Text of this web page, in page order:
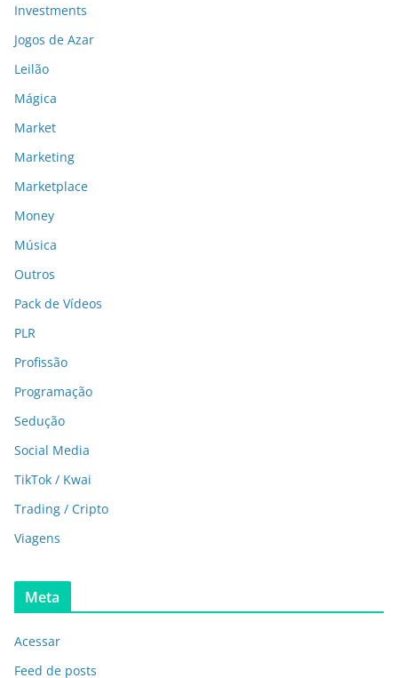
Investments
Jogos de Azar
Leilão
Mágica
Market
Marketing
Marketplace
Money
Música
Outros
Pack de Vídeos
PLR
Profissão
Programação
Sedução
Social Media
TikTok / Kwai
Trading / Cripto
Viagens
Meta
Acessar
Feed de posts